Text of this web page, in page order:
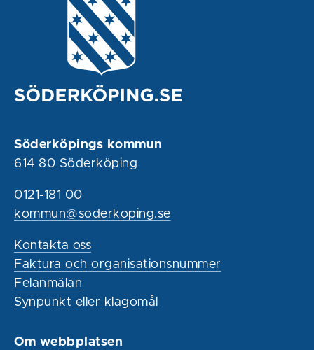
Söderköpings kommun
614 80 Söderköping
0121-181 00
kommun@soderkoping.se
Kontakta oss
Faktura och organisationsnummer
Felanmälan
Synpunkt eller klagomål
Om webbplatsen